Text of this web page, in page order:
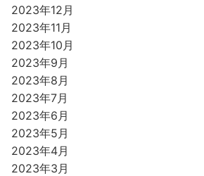
2023年12月
2023年11月
2023年10月
2023年9月
2023年8月
2023年7月
2023年6月
2023年5月
2023年4月
2023年3月